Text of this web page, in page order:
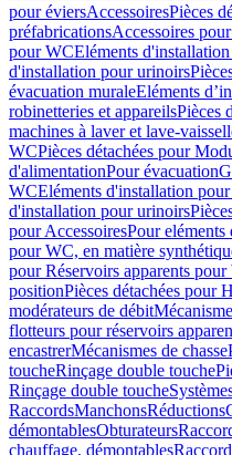
pour éviersAccessoiresPièces
préfabricationsAccessoires
pour WCEléments
d'installation pour urinoirs
évacuation muraleEléments
robinetteries et appareilsPièces
machines à laver et lave-
WCPièces détachées pour
d'alimentationPour évacuation
WCEléments d'installation
d'installation pour urinoirs
pour AccessoiresPour eléments
pour WC, en matière
pour Réservoirs apparents
positionPièces détachées pour
modérateurs de débit
flotteurs pour réservoirs
encastrerMécanismes de chasse
toucheRinçage double touche
Rinçage double touche
RaccordsManchonsRéductions
démontablesObturateurs
chauffage, démontables